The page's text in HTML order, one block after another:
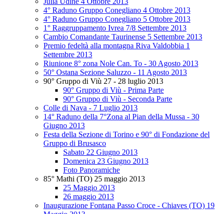
4° Raduno Gruppo Conegliano 4 Ottobre 2013
4° Raduno Gruppo Conegliano 5 Ottobre 2013
1° Raggruppamento Ivrea 7/8 Settembre 2013
Cambio Comandante Taurinense 5 Settembre 2013
Premio fedeltà alla montagna Riva Valdobbia 1
Settembre 2013
Riunione 8° zona Nole Can. To - 30 Agosto 2013
50° Ostana Sezione Saluzzo - 11 Agosto 2013
90° Gruppo di Viù 27 - 28 luglio 2013
90° Gruppo di Viù - Prima Parte
90° Gruppo di Viù - Seconda Parte
Colle di Nava - 7 Luglio 2013
14° Raduno della 7°Zona al Pian della Mussa - 30
Giugno 2013
Festa della Sezione di Torino e 90° di Fondazione del
Gruppo di Brusasco
Sabato 22 Giugno 2013
Domenica 23 Giugno 2013
Foto Panoramiche
85° Mathi (TO) 25 maggio 2013
25 Maggio 2013
26 maggio 2013
Inaugurazione Fontana Passo Croce - Chiaves (TO) 19